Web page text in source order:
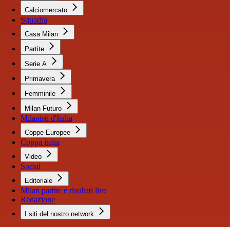
Calciomercato
Squadra
Casa Milan
Partite
Serie A
Primavera
Femminile
Milan Futuro
Milanisti d'Italia
Coppe Europee
Coppa italia
Video
Social
Editoriale
Milan partite e risultati live
Redazione
I siti del nostro network